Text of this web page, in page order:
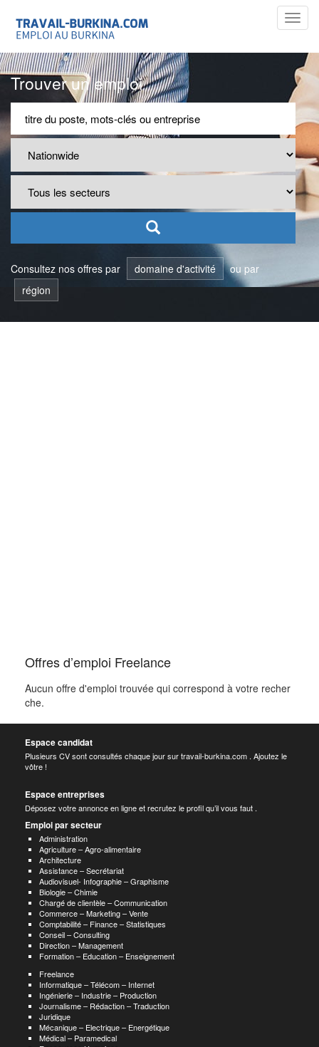
Trouver un emploi
Consultez nos offres par domaine d'activité
ou par
région
Offres d’emploi Freelance
Aucun offre d'emploi trouvée qui correspond à votre recher
che.
Espace candidat
Plusieurs CV sont consultés chaque jour sur travail-burkina.com . Ajoutez le
vôtre !
Espace entreprises
Déposez votre annonce en ligne et recrutez le profil qu’il vous faut .
Emploi par secteur
Administration
Agriculture – Agro-alimentaire
Architecture
Assistance – Secrétariat
Audiovisuel- Infographie – Graphisme
Biologie – Chimie
Chargé de clientèle – Communication
Commerce – Marketing – Vente
Comptabilité – Finance – Statistiques
Conseil – Consulting
Direction – Management
Formation – Education – Enseignement
Freelance
Informatique – Télécom – Internet
Ingénierie – Industrie – Production
Journalisme – Rédaction – Traduction
Juridique
Mécanique – Electrique – Energétique
Médical – Paramedical